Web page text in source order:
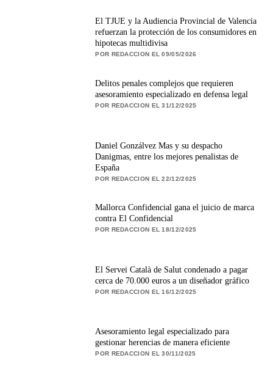
El TJUE y la Audiencia Provincial de Valencia
refuerzan la protección de los consumidores en
hipotecas multidivisa
POR REDACCION EL 09/05/2026
Delitos penales complejos que requieren
asesoramiento especializado en defensa legal
POR REDACCION EL 31/12/2025
Daniel Gonzálvez Mas y su despacho
Danigmas, entre los mejores penalistas de
España
POR REDACCION EL 22/12/2025
Mallorca Confidencial gana el juicio de marca
contra El Confidencial
POR REDACCION EL 18/12/2025
El Servei Català de Salut condenado a pagar
cerca de 70.000 euros a un diseñador gráfico
POR REDACCION EL 16/12/2025
Asesoramiento legal especializado para
gestionar herencias de manera eficiente
POR REDACCION EL 30/11/2025